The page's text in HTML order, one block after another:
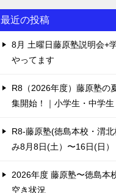
最近の投稿
8月 土曜日藤原塾説明会+
やってます
R8（2026年度）藤原塾の
集開始！｜小学生・中学生
R8-藤原塾(徳島本校・渭
み8月8日(土）〜16日(日）
2026年度 藤原塾〜徳島本
空き状況